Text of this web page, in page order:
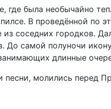
где была необычайно
В проведённой по
соседних городков.
До самой полуночи
длинные
молились перед